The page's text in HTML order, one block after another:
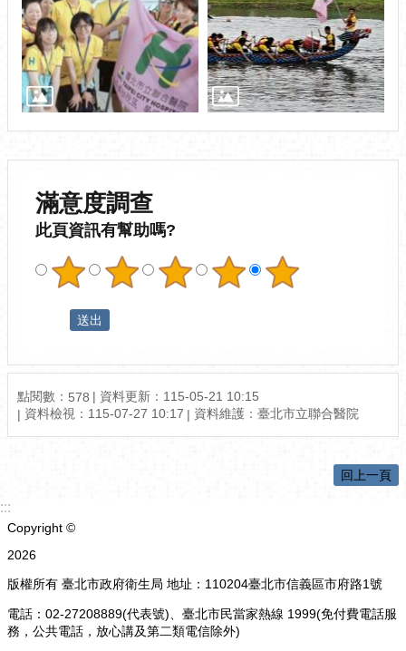
滿意度調查
此頁資訊有幫助嗎?
點閱數： 578
資料更新：115-05-21 10:15
資料檢視：115-07-27 10:17
資料維護：臺北市立聯合醫院
回上一頁
:::
Copyright ©
2026
版權所有 臺北市政府衛生局 地址：110204臺北市信義區市府路1號
電話：02-27208889(代表號)、臺北市民當家熱線 1999(免付費電話服
務，公共電話，放心講及第二類電信除外)